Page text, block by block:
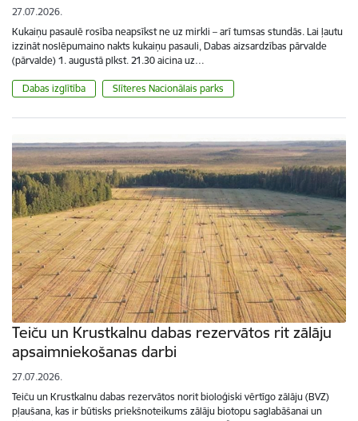
27.07.2026.
Kukaiņu pasaulē rosība neapsīkst ne uz mirkli – arī tumsas stundās. Lai ļautu
izzināt noslēpumaino nakts kukaiņu pasauli, Dabas aizsardzības pārvalde
(pārvalde) 1. augustā plkst. 21.30 aicina uz…
Dabas izglītība Slīteres Nacionālais parks
Teiču un Krustkalnu dabas rezervātos rit zālāju
apsaimniekošanas darbi
27.07.2026.
Teiču un Krustkalnu dabas rezervātos norit bioloģiski vērtīgo zālāju (BVZ)
pļaušana, kas ir būtisks priekšnoteikums zālāju biotopu saglabāšanai un